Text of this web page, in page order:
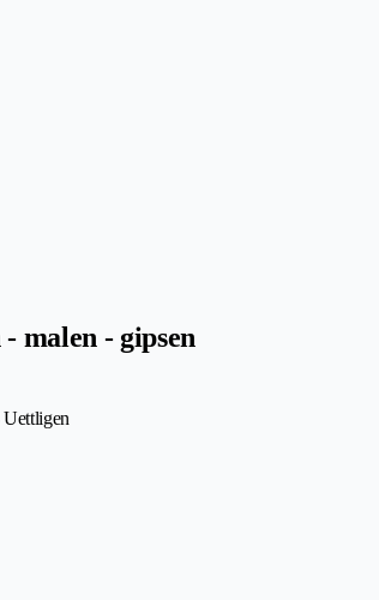
malen - gipsen